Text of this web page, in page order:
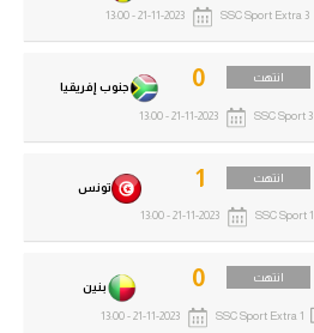
انتهت
بنين 0
SSC Sport Extra 1
21-11-2023 - 13:00
انتهت
تونس 1
SSC Sport 1
21-11-2023 - 13:00
انتهت
جنوب إفريقيا 0
SSC Sport 3
21-11-2023 - 13:00
SSC Sport Extra 3
21-11-2023 - 13:00